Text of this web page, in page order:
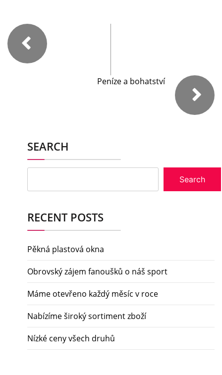
Peníze a bohatství
SEARCH
Search
RECENT POSTS
Pěkná plastová okna
Obrovský zájem fanoušků o náš sport
Máme otevřeno každý měsíc v roce
Nabízíme široký sortiment zboží
Nízké ceny všech druhů